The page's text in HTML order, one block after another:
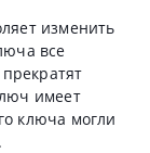
изменить
все
имеет
ключа могли